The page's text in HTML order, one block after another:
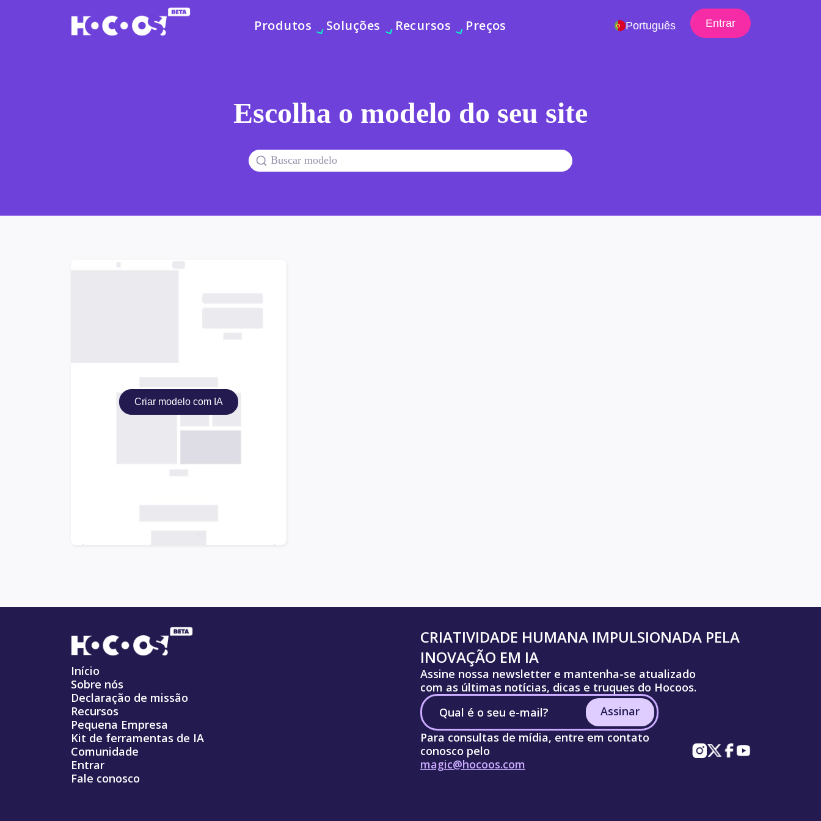
Produtos Soluções Recursos Preços Português Entrar
Escolha o modelo do seu site
Criar modelo com IA
Início
Sobre nós
Declaração de missão
Recursos
Pequena Empresa
Kit de ferramentas de IA
Comunidade
Entrar
Fale conosco
CRIATIVIDADE HUMANA IMPULSIONADA PELA
INOVAÇÃO EM IA
Assine nossa newsletter e mantenha-se atualizado
com as últimas notícias, dicas e truques do Hocoos.
Assinar
Para consultas de mídia, entre em contato
conosco pelo
magic@hocoos.com